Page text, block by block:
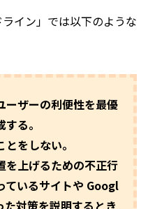
イン」では以下のような
ーザーの利便性を最優
る。
をしない。
を上げるための不正行
ているサイトや Googl